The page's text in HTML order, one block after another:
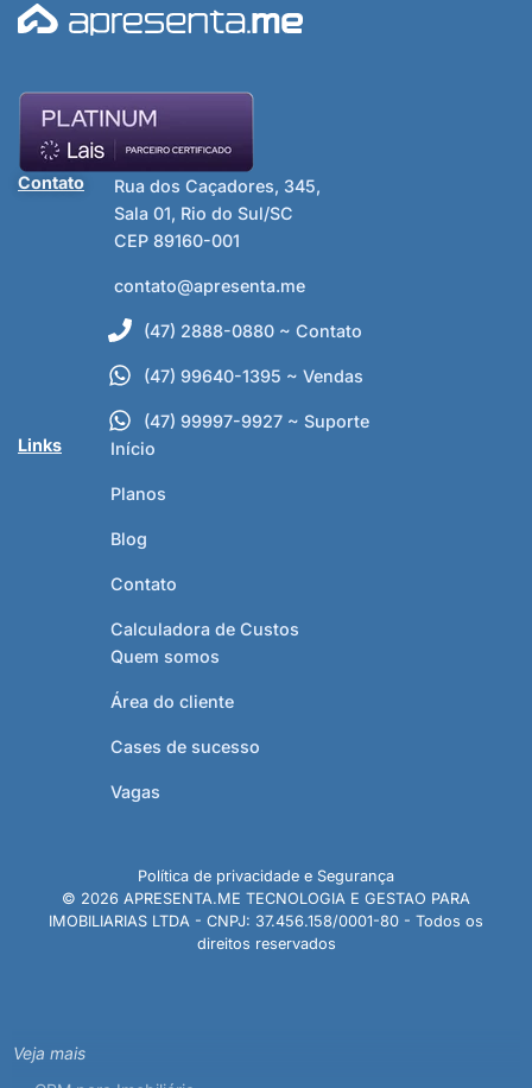
Contato
Rua dos Caçadores, 345,
Sala 01, Rio do Sul/SC
CEP 89160-001
contato@apresenta.me
(47) 2888-0880 ~ Contato
(47) 99640-1395 ~ Vendas
(47) 99997-9927 ~ Suporte
Links
Início
Planos
Blog
Contato
Calculadora de Custos
Quem somos
Área do cliente
Cases de sucesso
Vagas
© 2026 APRESENTA.ME TECNOLOGIA E GESTAO PARA
IMOBILIARIAS LTDA - CNPJ: 37.456.158/0001-80 - Todos os
direitos reservados
Política de privacidade e Segurança
Veja mais